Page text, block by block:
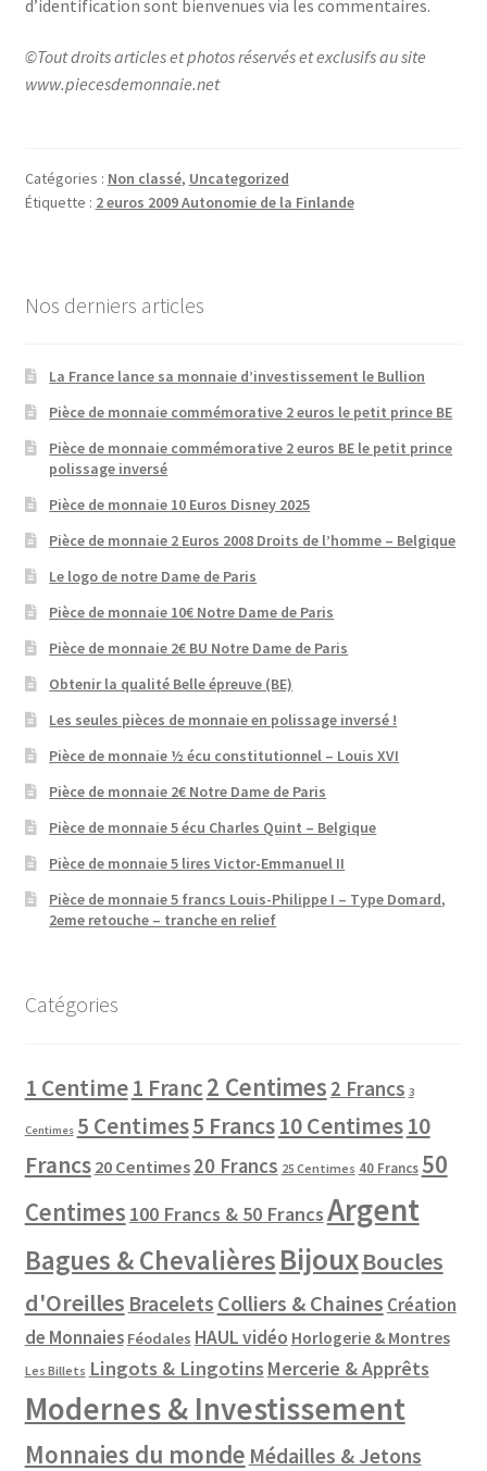
d’identification sont bienvenues via les commentaires.
©Tout droits articles et photos réservés et exclusifs au site
www.piecesdemonnaie.net
Catégories : Non classé, Uncategorized
Étiquette : 2 euros 2009 Autonomie de la Finlande
Nos derniers articles
La France lance sa monnaie d’investissement le Bullion
Pièce de monnaie commémorative 2 euros le petit prince BE
Pièce de monnaie commémorative 2 euros BE le petit prince
polissage inversé
Pièce de monnaie 10 Euros Disney 2025
Pièce de monnaie 2 Euros 2008 Droits de l’homme – Belgique
Le logo de notre Dame de Paris
Pièce de monnaie 10€ Notre Dame de Paris
Pièce de monnaie 2€ BU Notre Dame de Paris
Obtenir la qualité Belle épreuve (BE)
Les seules pièces de monnaie en polissage inversé !
Pièce de monnaie ½ écu constitutionnel – Louis XVI
Pièce de monnaie 2€ Notre Dame de Paris
Pièce de monnaie 5 écu Charles Quint – Belgique
Pièce de monnaie 5 lires Victor-Emmanuel II
Pièce de monnaie 5 francs Louis-Philippe I – Type Domard,
2eme retouche – tranche en relief
Catégories
1 Centime1 Franc2 Centimes 2 Francs 3
Centimes 5 Centimes5 Francs10 Centimes10
Francs 20 Centimes 20 Francs 25 Centimes 40 Francs 50
Centimes 100 Francs & 50 FrancsArgent
Bagues & ChevalièresBijouxBoucles
d'Oreilles Bracelets Colliers & Chaines Création
de Monnaies Féodales HAUL vidéo Horlogerie & Montres
Les Billets Lingots & Lingotins Mercerie & Apprêts
Modernes & Investissement
Monnaies du monde Médailles & Jetons